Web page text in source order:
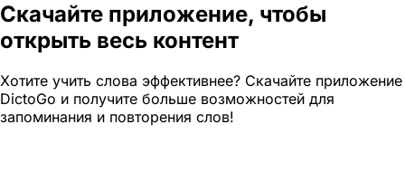
Скачайте приложение, чтобы
открыть весь контент
Хотите учить слова эффективнее? Скачайте приложение
DictoGo и получите больше возможностей для
запоминания и повторения слов!